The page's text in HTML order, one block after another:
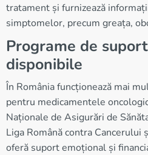
tratament și furnizează
simptomelor, precum greața,
Programe de
disponibile
În România funcționează mai
pentru medicamentele
Naționale de Asigurări de
Liga Română contra Cancerului
oferă suport emoțional și